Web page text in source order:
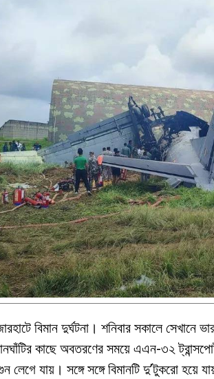
বিমান দুর্ঘটনা। শনিবার সকালে সেখানে
কাছে অবতরণের সময়ে এএন-৩২
লেগে যায়। সঙ্গে সঙ্গে বিমানটি দু’টুকরো হয়ে